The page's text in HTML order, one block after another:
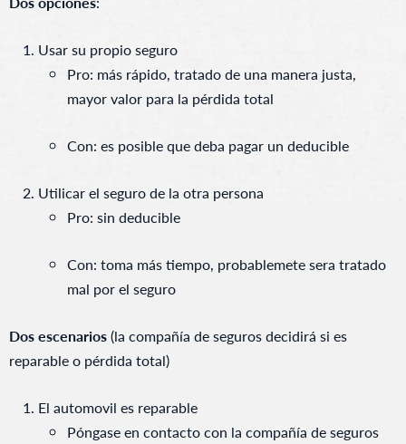
Usar su propio seguro
Pro: más rápido, tratado de una manera justa,
mayor valor para la pérdida total
Con: es posible que deba pagar un deducible
Utilicar el seguro de la otra persona
Pro: sin deducible
Con: toma más tiempo, probablemete sera tratado
mal por el seguro
Dos escenarios(la compañía de seguros decidirá si es
reparable o pérdida total)
El automovil es reparable
Póngase en contacto con la compañía de seguros